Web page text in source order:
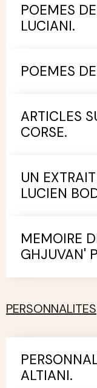
POEMES
LUCIANI.
POEMES
ARTICLES
CORSE.
UN
LUCIEN
MEMOIRE
GHJUVAN'
PERSONNALITES
ALTIANI.